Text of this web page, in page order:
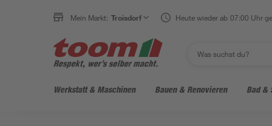
Mein Markt: Troisdorf Heute wieder ab 07:00 Uhr
Werkstatt & Maschinen Bauen & Renovieren Bad &